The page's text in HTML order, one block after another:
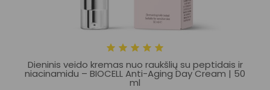
Dieninis veido kremas nuo raukšlių su peptidais ir
niacinamidu – BIOCELL Anti-Aging Day Cream | 50
ml